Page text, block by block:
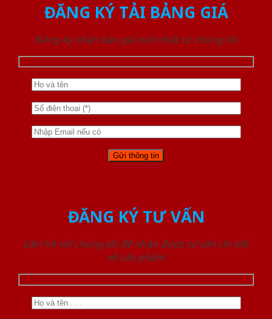
ĐĂNG KÝ TẢI BẢNG GIÁ
Đăng ký nhận báo giá mới nhất từ chúng tôi
ĐĂNG KÝ TƯ VẤN
Liên hệ với chúng tôi để nhận được tư vấn chi tiết
về sản phẩm